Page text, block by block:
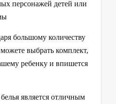
персонажей детей или
большому количеству
выбрать комплект,
ребенку и впишется
является отличным